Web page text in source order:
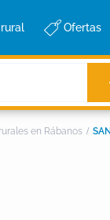
Ofertas
en Rábanos
SAN